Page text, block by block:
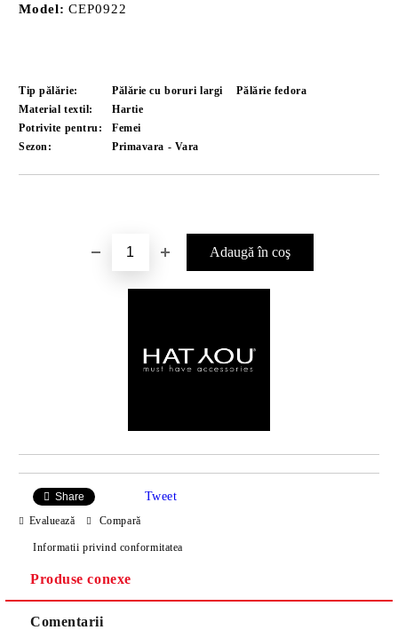
Model: CEP0922
Tip pălărie: Pălărie cu boruri largi
Pălărie fedora
Material textil:
Hartie
Potrivite pentru:
Femei
Sezon:
Primavara - Vara
Share Tweet
Evaluează Compară
Informatii privind conformitatea
Produse conexe
Comentarii